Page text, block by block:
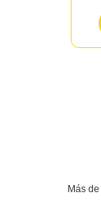
Más de